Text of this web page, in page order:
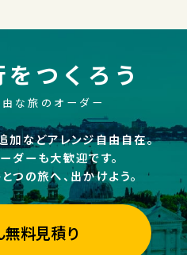
つくろう
由な旅のオーダー
加などアレンジ自由自在。
ダーも大歓迎です。
つの旅へ、出かけよう。
料見積り